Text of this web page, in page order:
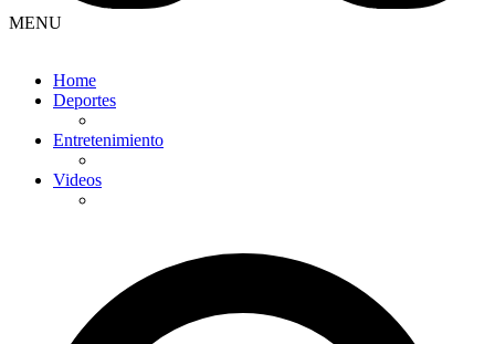
MENU
Home
Deportes
Entretenimiento
Videos